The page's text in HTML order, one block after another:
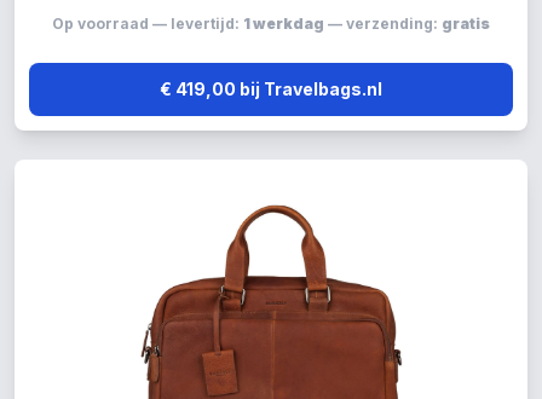
Op voorraad — levertijd: 1 werkdag — verzending: gratis
€ 419,00 bij Travelbags.nl